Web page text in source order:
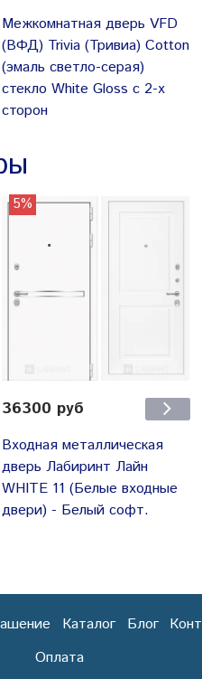
Межкомнатная дверь VFD
(ВФД) Trivia (Тривиа) Cotton
(эмаль светло-серая)
стекло White Gloss с 2-х
сторон
5%
36300 руб
Входная металлическая
дверь Лабиринт Лайн
WHITE 11 (Белые входные
двери) - Белый софт.
Каталог Блог
Оплата